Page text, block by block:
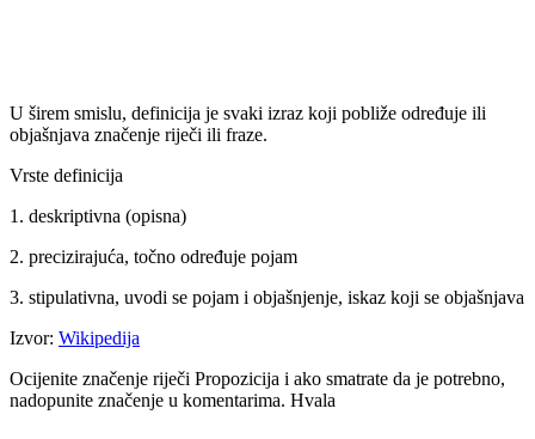
U širem smislu, definicija je svaki izraz koji pobliže određuje ili
objašnjava značenje riječi ili fraze.
Vrste definicija
1. deskriptivna (opisna)
2. precizirajuća, točno određuje pojam
3. stipulativna, uvodi se pojam i objašnjenje, iskaz koji se objašnjava
Izvor: Wikipedija
Ocijenite značenje riječi Propozicija i ako smatrate da je potrebno,
nadopunite značenje u komentarima. Hvala